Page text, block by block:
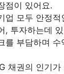
점이 있어요.
업 모두 안정적
, 투자하는데
를 부담하며 수
채권의 인기